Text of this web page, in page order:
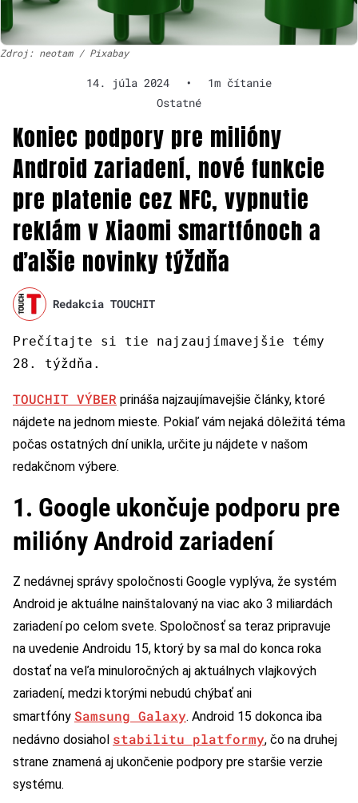
Zdroj: neotam / Pixabay
14. júla 2024 •
1m čítanie
Ostatné
Koniec podpory pre milióny
Android zariadení, nové funkcie
pre platenie cez NFC, vypnutie
reklám v Xiaomi smartfónoch a
ďalšie novinky týždňa
Redakcia TOUCHIT
Prečítajte si tie najzaujímavejšie témy
28. týždňa.
TOUCHIT VÝBER prináša najzaujímavejšie články, ktoré
nájdete na jednom mieste. Pokiaľ vám nejaká dôležitá téma
počas ostatných dní unikla, určite ju nájdete v našom
redakčnom výbere.
1. Google ukončuje podporu pre
milióny Android zariadení
Z nedávnej správy spoločnosti Google vyplýva, že systém
Android je aktuálne nainštalovaný na viac ako 3 miliardách
zariadení po celom svete. Spoločnosť sa teraz pripravuje
na uvedenie Androidu 15, ktorý by sa mal do konca roka
dostať na veľa minuloročných aj aktuálnych vlajkových
zariadení, medzi ktorými nebudú chýbať ani
smartfóny Samsung Galaxy. Android 15 dokonca iba
nedávno dosiahol stabilitu platformy, čo na druhej
strane znamená aj ukončenie podpory pre staršie verzie
systému.